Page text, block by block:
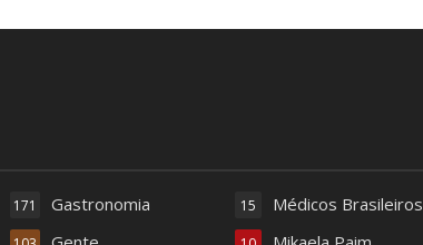
Gastronomia
171 Médicos Brasileiros
15